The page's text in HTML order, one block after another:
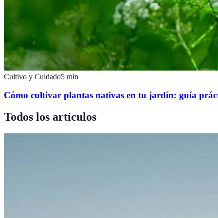
Cultivo y Cuidado5 min
Cómo cultivar plantas nativas en tu jardín: guía
Todos los artículos